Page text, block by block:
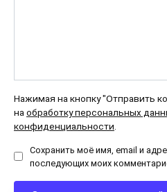
Нажимая на кнопку "Отправить
на обработку персональных
конфиденциальности
Сохранить моё имя, email и
последующих моих